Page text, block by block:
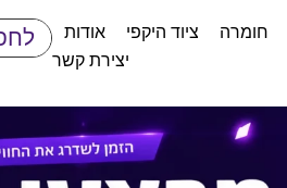
חומרה ציוד היקפי
אודות
יצירת קשר